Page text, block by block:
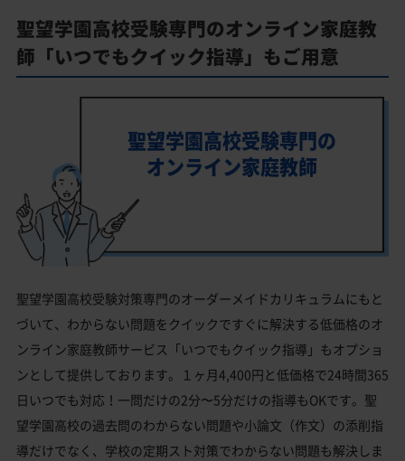
聖望学園高校受験専門のオンライン家庭教
師「いつでもクイック指導」もご用意
聖望学園高校受験専門の
オンライン家庭教師
聖望学園高校受験対策専門のオーダーメイドカリキュラムにもと
づいて、わからない問題をクイックですぐに解決する低価格のオ
ンライン家庭教師サービス「いつでもクイック指導」もオプショ
ンとして提供しております。１ヶ月4,400円と低価格で24時間365
日いつでも対応！一問だけの2分〜5分だけの指導もOKです。聖
望学園高校の過去問のわからない問題や小論文（作文）の添削指
導だけでなく、学校の定期スト対策でわからない問題も解決しま